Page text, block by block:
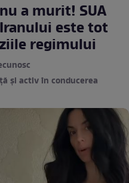
a murit! SUA
este tot
regimului
și activ în conducerea